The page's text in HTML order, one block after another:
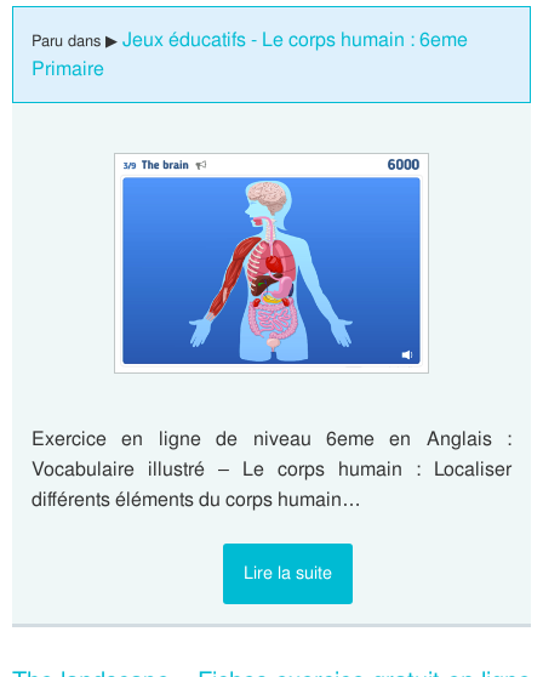
Paru dans ▶ Jeux éducatifs - Le corps humain : 6eme
Primaire
Exercice en ligne de niveau 6eme en Anglais :
Vocabulaire illustré – Le corps humain : Localiser
différents éléments du corps humain…
Lire la suite